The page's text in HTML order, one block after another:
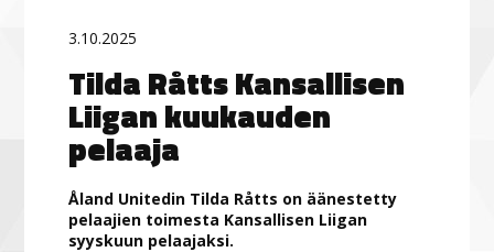
3.10.2025
Tilda Råtts Kansallisen
Liigan kuukauden
pelaaja
Åland Unitedin Tilda Råtts on äänestetty
pelaajien toimesta Kansallisen Liigan
syyskuun pelaajaksi.